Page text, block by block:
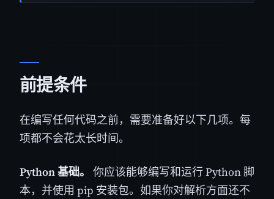
前提条件
在编写任何代码之前，需要准备好以下几项。每
项都不会花太长时间。
Python 基础。 你应该能够编写和运行 Python 脚
本，并使用 pip 安装包。如果你对解析方面还不